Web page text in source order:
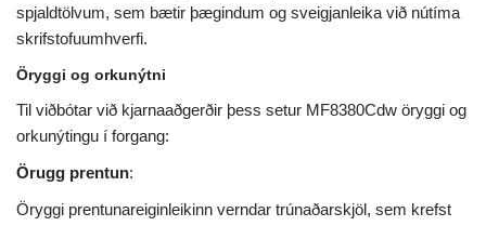
spjaldtölvum, sem bætir þægindum og sveigjanleika við nútíma
skrifstofuumhverfi.
Öryggi og orkunýtni
Til viðbótar við kjarnaaðgerðir þess setur MF8380Cdw öryggi og
orkunýtingu í forgang:
Örugg prentun:
Öryggi prentunareiginleikinn verndar trúnaðarskjöl, sem krefst